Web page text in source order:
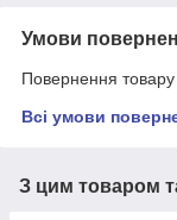
Умови
Повернення
Всі умови
З цим товаром